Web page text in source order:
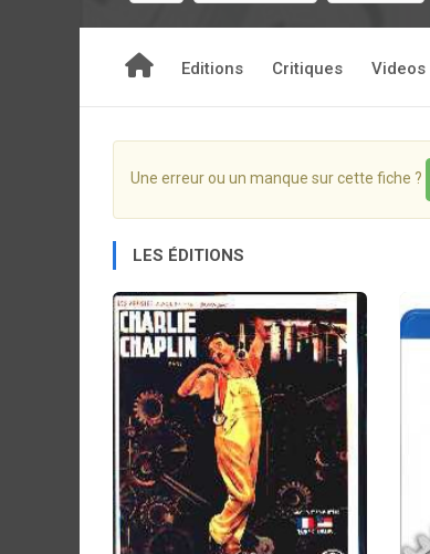
Editions Critiques Videos
Une erreur ou un manque sur cette fiche ?
LES ÉDITIONS